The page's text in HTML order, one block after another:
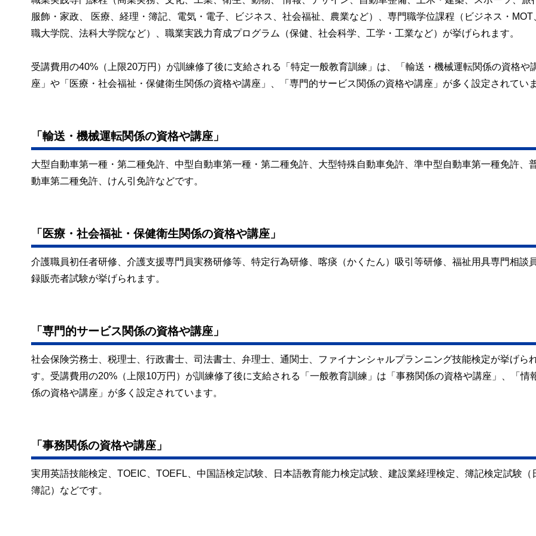
服飾・家政、 医療、経理・簿記、電気・電子、ビジネス、社会福祉、農業など）、専門職学位課程（ビジネス・MOT
職大学院、法科大学院など）、職業実践力育成プログラム（保健、社会科学、工学・工業など）が挙げられます。
受講費用の40%（上限20万円）が訓練修了後に支給される「特定一般教育訓練」は、「輸送・機械運転関係の資格や
座」や「医療・社会福祉・保健衛生関係の資格や講座」、「専門的サービス関係の資格や講座」が多く設定されていま
「輸送・機械運転関係の資格や講座」
大型自動車第一種・第二種免許、中型自動車第一種・第二種免許、大型特殊自動車免許、準中型自動車第一種免許、
動車第二種免許、けん引免許などです。
「医療・社会福祉・保健衛生関係の資格や講座」
介護職員初任者研修、介護支援専門員実務研修等、特定行為研修、喀痰（かくたん）吸引等研修、福祉用具専門相談
録販売者試験が挙げられます。
「専門的サービス関係の資格や講座」
社会保険労務士、税理士、行政書士、司法書士、弁理士、通関士、ファイナンシャルプランニング技能検定が挙げら
す。受講費用の20%（上限10万円）が訓練修了後に支給される「一般教育訓練」は「事務関係の資格や講座」、「情
係の資格や講座」が多く設定されています。
「事務関係の資格や講座」
実用英語技能検定、TOEIC、TOEFL、中国語検定試験、日本語教育能力検定試験、建設業経理検定、簿記検定試験（
簿記）などです。